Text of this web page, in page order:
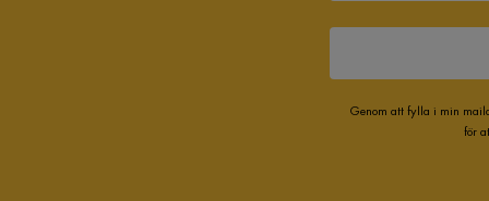
Genom att fylla i min
för